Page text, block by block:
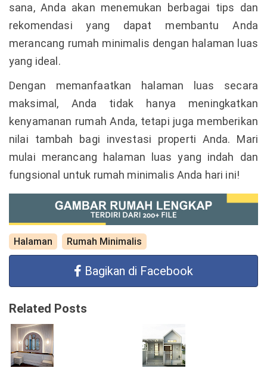
sana, Anda akan menemukan berbagai tips dan
rekomendasi yang dapat membantu Anda
merancang rumah minimalis dengan halaman luas
yang ideal.
Dengan memanfaatkan halaman luas secara
maksimal, Anda tidak hanya meningkatkan
kenyamanan rumah Anda, tetapi juga memberikan
nilai tambah bagi investasi properti Anda. Mari
mulai merancang halaman luas yang indah dan
fungsional untuk rumah minimalis Anda hari ini!
Halaman Rumah Minimalis
Bagikan di Facebook
Related Posts